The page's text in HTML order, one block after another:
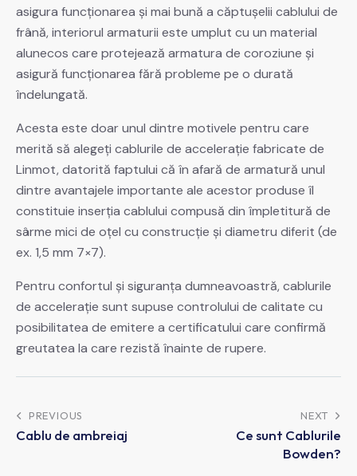
asigura funcţionarea şi mai bună a căptuşelii cablului de
frână, interiorul armaturii este umplut cu un material
alunecos care protejează armatura de coroziune şi
asigură funcţionarea fără probleme pe o durată
îndelungată.
Acesta este doar unul dintre motivele pentru care
merită să alegeţi cablurile de acceleraţie fabricate de
Linmot, datorită faptului că în afară de armatură unul
dintre avantajele importante ale acestor produse îl
constituie inserţia cablului compusă din împletitură de
sârme mici de oţel cu construcţie şi diametru diferit (de
ex. 1,5 mm 7×7).
Pentru confortul şi siguranţa dumneavoastră, cablurile
de acceleraţie sunt supuse controlului de calitate cu
posibilitatea de emitere a certificatului care confirmă
greutatea la care rezistă înainte de rupere.
PREVIOUS
Cablu de ambreiaj
NEXT
Ce sunt Cablurile
Bowden?